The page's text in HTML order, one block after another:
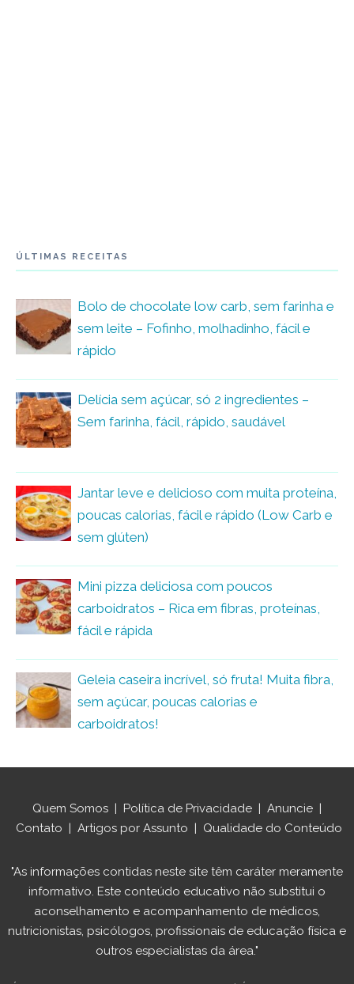
ÚLTIMAS RECEITAS
Bolo de chocolate low carb, sem farinha e
sem leite – Fofinho, molhadinho, fácil e
rápido
Delícia sem açúcar, só 2 ingredientes –
Sem farinha, fácil, rápido, saudável
Jantar leve e delicioso com muita proteína,
poucas calorias, fácil e rápido (Low Carb e
sem glúten)
Mini pizza deliciosa com poucos
carboidratos – Rica em fibras, proteínas,
fácil e rápida
Geleia caseira incrível, só fruta! Muita fibra,
sem açúcar, poucas calorias e
carboidratos!
Quem Somos Política de Privacidade Anuncie
Contato
Artigos por Assunto Qualidade do Conteúdo
"As informações contidas neste site têm caráter meramente
informativo. Este conteúdo educativo não substitui o
aconselhamento e acompanhamento de médicos,
nutricionistas, psicólogos, profissionais de educação física e
outros especialistas da área."